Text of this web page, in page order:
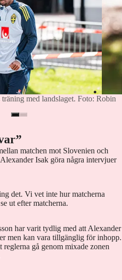
landslaget. Foto: Robin
matchen mot Slovenien och
Isak göra några intervjuer
det. Vi vet inte hur matcherna
ut efter matcherna.
har varit tydlig med att Alexander
men kan vara tillgänglig för inhopp.
gå genom mixade zonen